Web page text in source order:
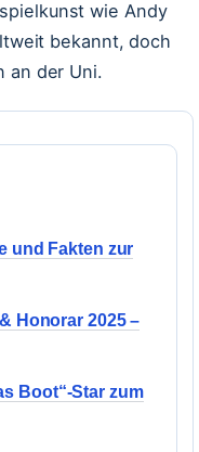
wie Andy
bekannt, doch
an der Uni.
und Fakten zur
Honorar 2025 –
Boot“-Star zum